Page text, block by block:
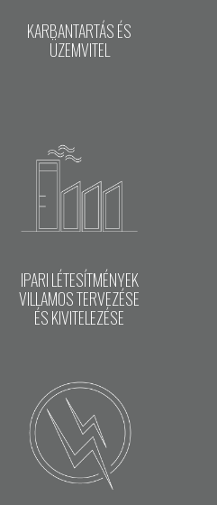
KARBANTARTÁS ÉS
ÜZEMVITEL
IPARI LÉTESÍTMÉNYEK
VILLAMOS TERVEZÉSE
ÉS KIVITELEZÉSE